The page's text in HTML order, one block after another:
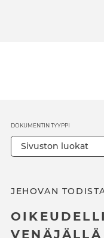
JEHOVAN
VENÄJÄLLÄ
DOKUMENTIN TYYPPI
Sivuston luokat